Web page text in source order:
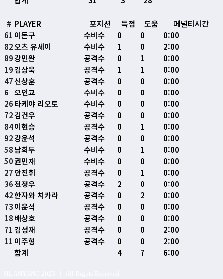
# PLAYER 포지션 득점 도움
페널티시간
61 이돈구 수비수 0 0
0:00
82오츠 유세이 수비수 1 0
2:00
89강민완 공격수 0 1
0:00
19김상욱 공격수 1 1
0:00
47신상훈 공격수 0 0
0:00
6 오인교 수비수 0 0
0:00
26타케야 리오토 수비수 0 0
0:00
72김건우 공격수 0 0
0:00
84이현승 공격수 0 1
0:00
92강윤석 공격수 0 0
0:00
58남희두 수비수 0 1
0:00
50권민재 수비수 0 0
0:00
27안진휘 공격수 0 1
0:00
36전정우 공격수 2 0
0:00
42한자와 치카라 공격수 0 2
0:00
73이윤석 공격수 0 0
0:00
18배상호 공격수 0 0
0:00
71 김성재 공격수 0 0
2:00
11 이주형 공격수 0 0
2:00
합계
4 7 6:00